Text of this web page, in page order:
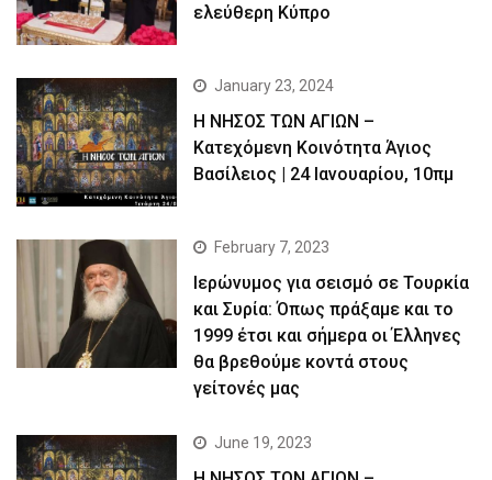
ελεύθερη Κύπρο
January 23, 2024
Η ΝΗΣΟΣ ΤΩΝ ΑΓΙΩΝ –
Κατεχόμενη Κοινότητα Άγιος
Βασίλειος | 24 Ιανουαρίου, 10πμ
February 7, 2023
Ιερώνυμος για σεισμό σε Τουρκία
και Συρία: Όπως πράξαμε και το
1999 έτσι και σήμερα οι Έλληνες
θα βρεθούμε κοντά στους
γείτονές μας
June 19, 2023